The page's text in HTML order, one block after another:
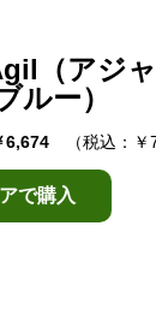
（アジ
ルー）
6,674 （税込：￥
で購入